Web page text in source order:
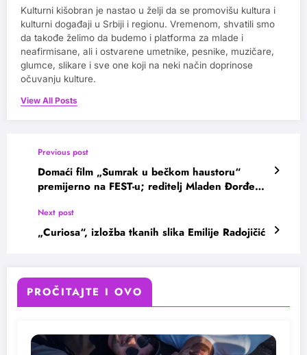
Kulturni kišobran je nastao u želji da se promovišu kultura i
kulturni događaji u Srbiji i regionu. Vremenom, shvatili smo
da takođe želimo da budemo i platforma za mlade i
neafirmisane, ali i ostvarene umetnike, pesnike, muzičare,
glumce, slikare i sve one koji na neki način doprinose
očuvanju kulture.
View All Posts
Previous post
Domaći film „Sumrak u bečkom haustoru“
premijerno na FEST-u; reditelj Mladen Đorđević
Next post
„Curiosa“, izložba tkanih slika Emilije Radojičić
PROČITAJTE I OVO